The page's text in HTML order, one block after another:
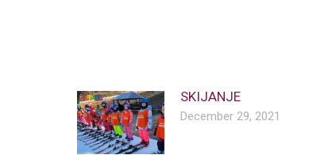
SKIJANJE
December 29, 2021